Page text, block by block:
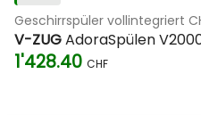
Geschirrspüler vollintegriert
V-ZUGAdoraSpülen
1'428.40 CHF